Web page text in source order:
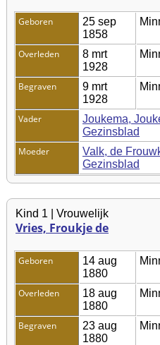
Geboren
25 sep
1858
Overleden
8 mrt
1928
Begraven
9 mrt
1928
Vader Joukema,
Gezinsblad
Moeder
Valk, de
Gezinsblad
Kind 1 | Vrouwelijk
Vries, Froukje de
Geboren
14 aug
1880
Overleden
18 aug
1880
Begraven
23 aug
1880